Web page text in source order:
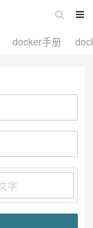
docker手册